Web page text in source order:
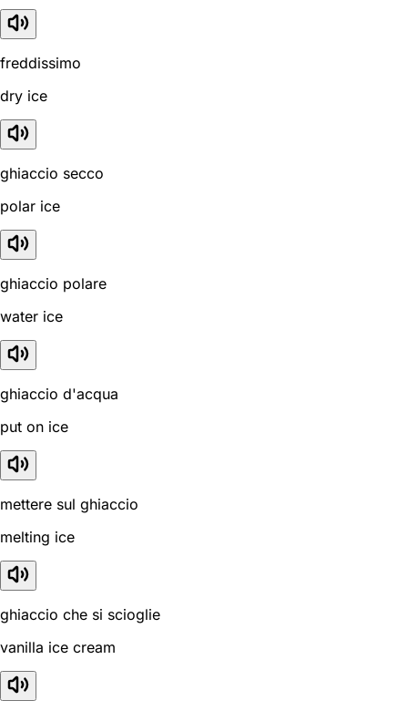
freddissimo
dry ice
ghiaccio secco
polar ice
ghiaccio polare
water ice
ghiaccio d'acqua
put on ice
mettere sul ghiaccio
melting ice
ghiaccio che si scioglie
vanilla ice cream